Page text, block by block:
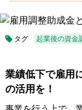
タグ 起業後の資金
業績低下で雇用
の活用を！